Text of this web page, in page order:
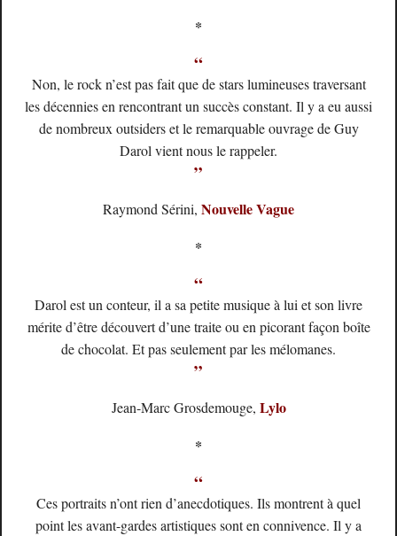
*
“
Non, le rock n’est pas fait que de stars lumineuses traversant
les décennies en rencontrant un succès constant. Il y a eu aussi
de nombreux outsiders et le remarquable ouvrage de Guy
Darol vient nous le rappeler.
”
Raymond Sérini, Nouvelle Vague
*
“
Darol est un conteur, il a sa petite musique à lui et son livre
mérite d’être découvert d’une traite ou en picorant façon boîte
de chocolat. Et pas seulement par les mélomanes.
”
Jean-Marc Grosdemouge, Lylo
*
“
Ces portraits n’ont rien d’anecdotiques. Ils montrent à quel
point les avant-gardes artistiques sont en connivence. Il y a